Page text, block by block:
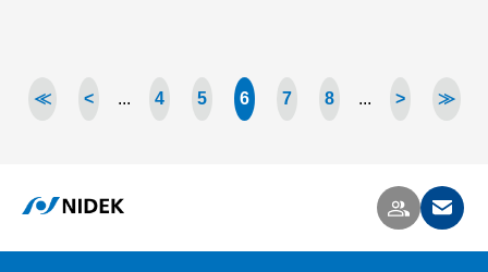
≪ < ... 4 5 6 7 8 ... > ≫